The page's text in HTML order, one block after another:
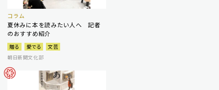
コラム
夏休みに本を読みたい人へ 記者
のおすすめ紹介
贈る 愛でる
文芸
朝日新聞文化部